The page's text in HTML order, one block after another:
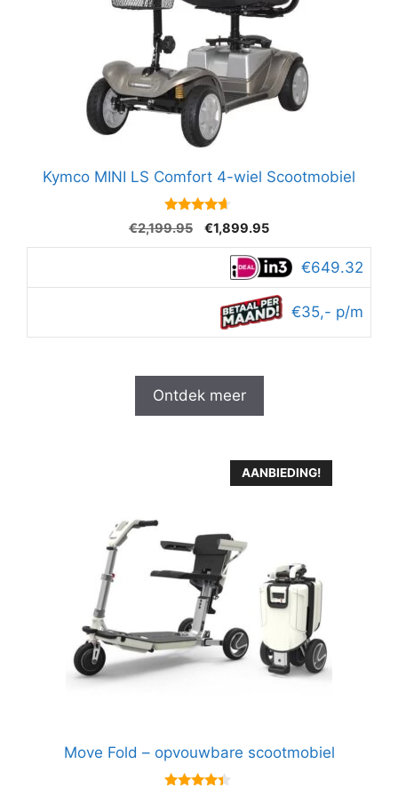
Kymco MINI LS Comfort 4-wiel Scootmobiel
4.5
van 5
€2,199.95
Oorspronkelijke
prijs
€2,199.95.
€1,899.95Huidige
prijs
is:
€1,899.95.
€649.32
€35,- p/m
Ontdek meer
AANBIEDING!
Move Fold – opvouwbare scootmobiel